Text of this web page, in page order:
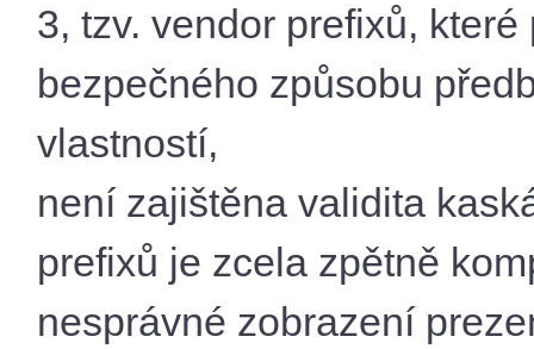
3, tzv. vendor prefixů,
bezpečného způsobu
vlastností,
není zajištěna validita
prefixů je zcela zpětně
nesprávné zobrazení